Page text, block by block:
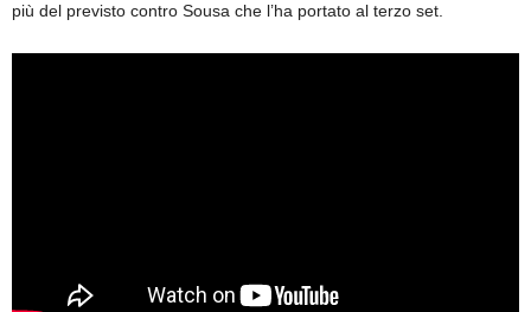
più del previsto contro Sousa che l’ha portato al terzo set.